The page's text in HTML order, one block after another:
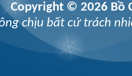
Copyright © 2026 Bồ
chịu bất cứ trách